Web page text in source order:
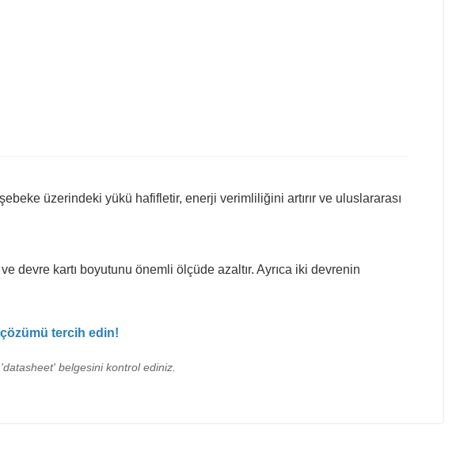
üzerindeki yükü hafifletir, enerji verimliliğini artırır ve uluslararası
devre kartı boyutunu önemli ölçüde azaltır. Ayrıca iki devrenin
çözümü tercih edin!
belgesini kontrol ediniz.